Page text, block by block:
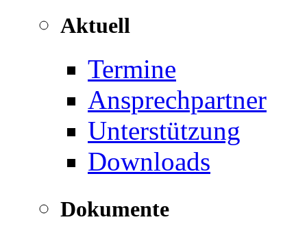
Aktuell
Termine
Ansprechpartner
Unterstützung
Downloads
Dokumente